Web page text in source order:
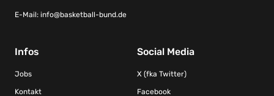
E-Mail: info@basketball-bund.de
Infos
Jobs
Kontakt
Social Media
X (fka Twitter)
Facebook